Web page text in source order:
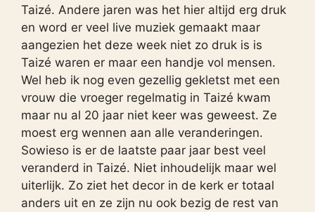
Taizé. Andere jaren was het hier altijd erg druk
en word er veel live muziek gemaakt maar
aangezien het deze week niet zo druk is is
Taizé waren er maar een handje vol mensen.
Wel heb ik nog even gezellig gekletst met een
vrouw die vroeger regelmatig in Taizé kwam
maar nu al 20 jaar niet keer was geweest. Ze
moest erg wennen aan alle veranderingen.
Sowieso is er de laatste paar jaar best veel
veranderd in Taizé. Niet inhoudelijk maar wel
uiterlijk. Zo ziet het decor in de kerk er totaal
anders uit en ze zijn nu ook bezig de rest van